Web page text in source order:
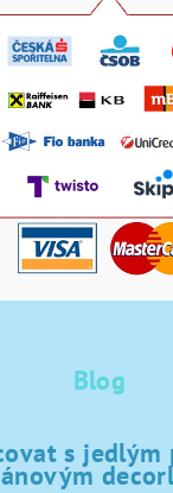
Blog
s jedlým